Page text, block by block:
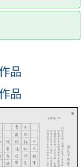
品
品